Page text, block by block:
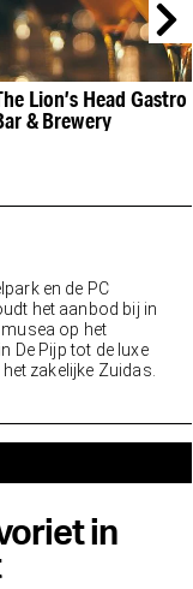
Lion’s Head Gastro
& Brewery
en de PC
het aanbod bij in
op het
De Pijp tot de luxe
zakelijke Zuidas.
in